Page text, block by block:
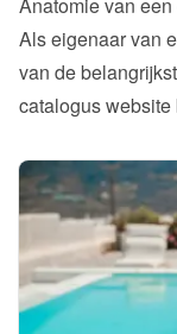
Anatomie van
Als eigenaar van
van de
catalogus